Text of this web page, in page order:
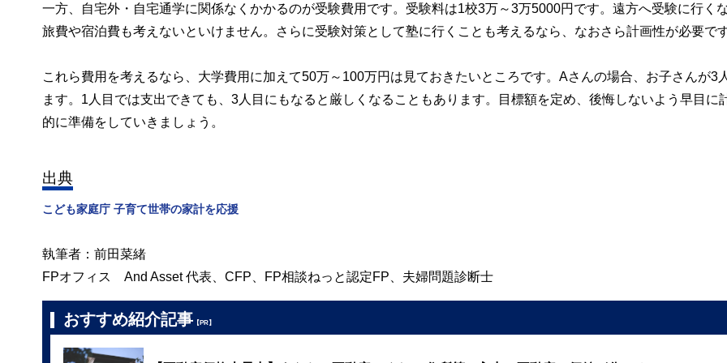
一方、自宅外・自宅通学に関係なくかかるのが受験費用です。受験料は1校3万～3万5000円です。遠方へ受験に行くな
旅費や宿泊費も考えないといけません。さらに受験対策として塾に行くことも考えるなら、なおさら計画性が必要です
これら費用を考えるなら、大学費用に加えて50万～100万円は見ておきたいところです。Aさんの場合、お子さんが3
ます。1人目では支出できても、3人目にもなると厳しくなることもあります。目標額を定め、後悔しないよう早目に
的に準備をしていきましょう。
出典
こども家庭庁 子育て世帯の家計を応援
執筆者：前田菜緒
FPオフィス And Asset 代表、CFP、FP相談ねっと認定FP、夫婦問題診断士
おすすめ紹介記事 【PR】